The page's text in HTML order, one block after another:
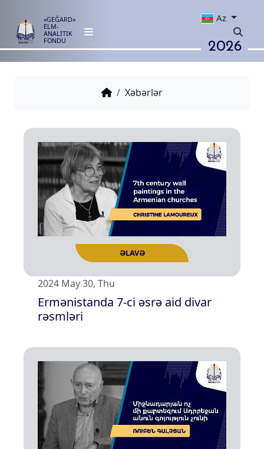
«GEĞARD»
ELM-
ANALITIK
FONDU
Az
2026
Xəbərlər
2024 May 30, Thu
Ermənistanda 7-ci əsrə aid divar
rəsmləri